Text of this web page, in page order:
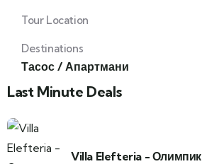
Tour Location
Destinations
Тасос / Апартмани
Last Minute Deals
Villa Elefteria -